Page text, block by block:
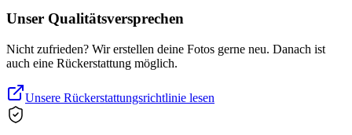
Unser Qualitätsversprechen
Nicht zufrieden? Wir erstellen deine Fotos gerne neu. Danach ist
auch eine Rückerstattung möglich.
Unsere Rückerstattungsrichtlinie lesen